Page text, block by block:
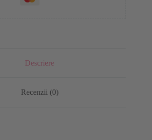
Descriere
Recenzii (0)